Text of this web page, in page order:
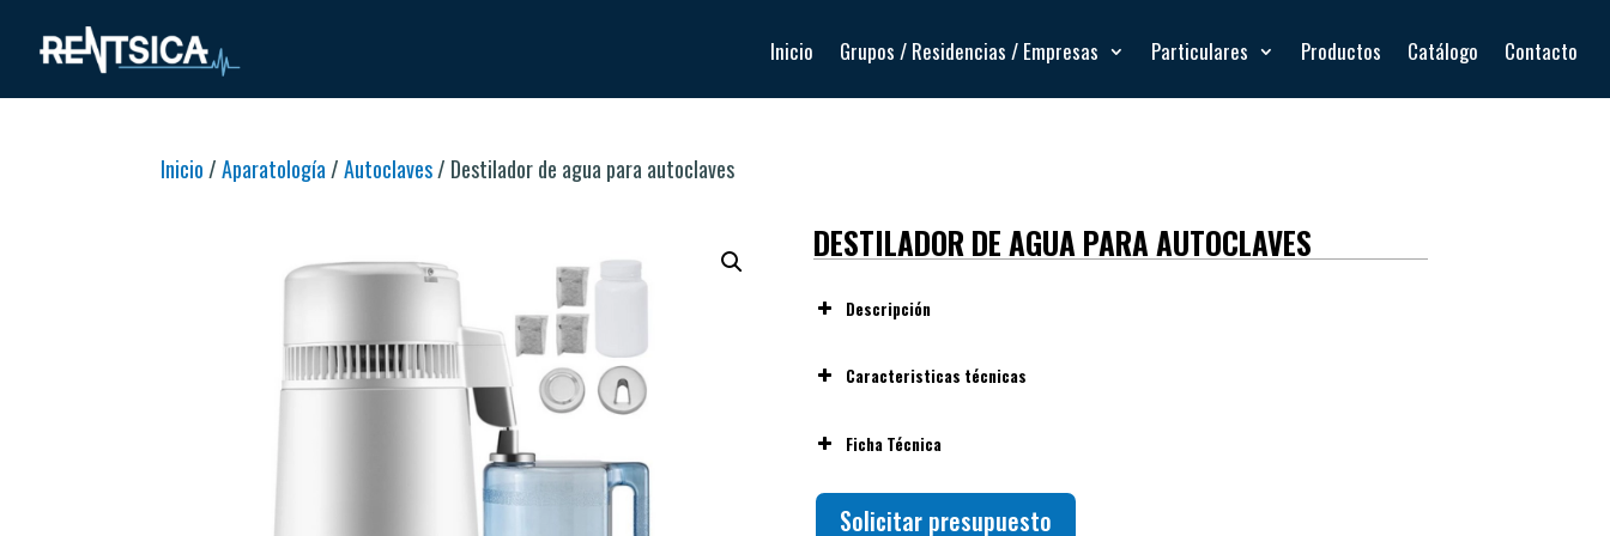
Inicio Grupos / Residencias / Empresas Particulares Productos Catálogo Contacto
Inicio /Aparatología /Autoclaves/ Destilador de agua para autoclaves
DESTILADOR DE AGUA PARA AUTOCLAVES
Descripción
Caracteristicas técnicas
Capacidad del tanque:
Producción diaria aproximada:
Material del tanque y tapa:
Ficha Técnica
Ver ficha técnica
Solicitar presupuesto